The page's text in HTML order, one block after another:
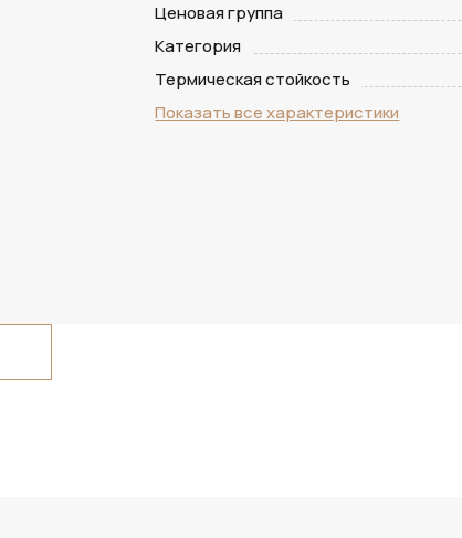
Ценовая группа
Категория
Термическая стойкость
Показать все характеристики